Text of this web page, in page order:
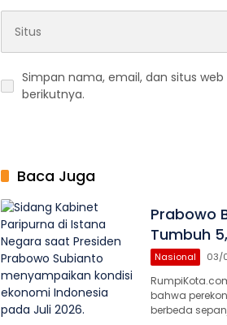
Simpan nama, email, dan situs
berikutnya.
Baca Juga
Prabowo
Tumbuh
Nasional 03/
bahwa
berbeda